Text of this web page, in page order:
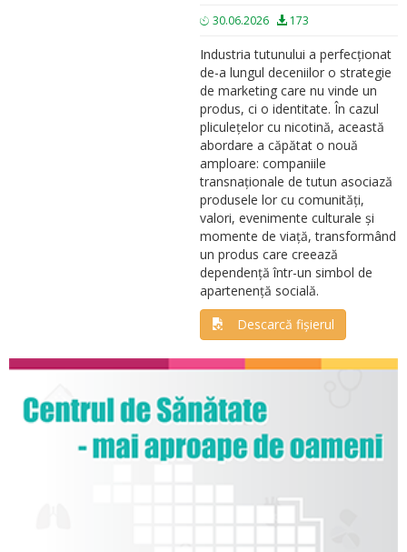
30.06.2026 173
Industria tutunului a perfecționat
de-a lungul deceniilor o strategie
de marketing care nu vinde un
produs, ci o identitate. În cazul
pliculețelor cu nicotină, această
abordare a căpătat o nouă
amploare: companiile
transnaționale de tutun asociază
produsele lor cu comunități,
valori, evenimente culturale și
momente de viață, transformând
un produs care creează
dependență într-un simbol de
apartenență socială.
Descarcă fișierul